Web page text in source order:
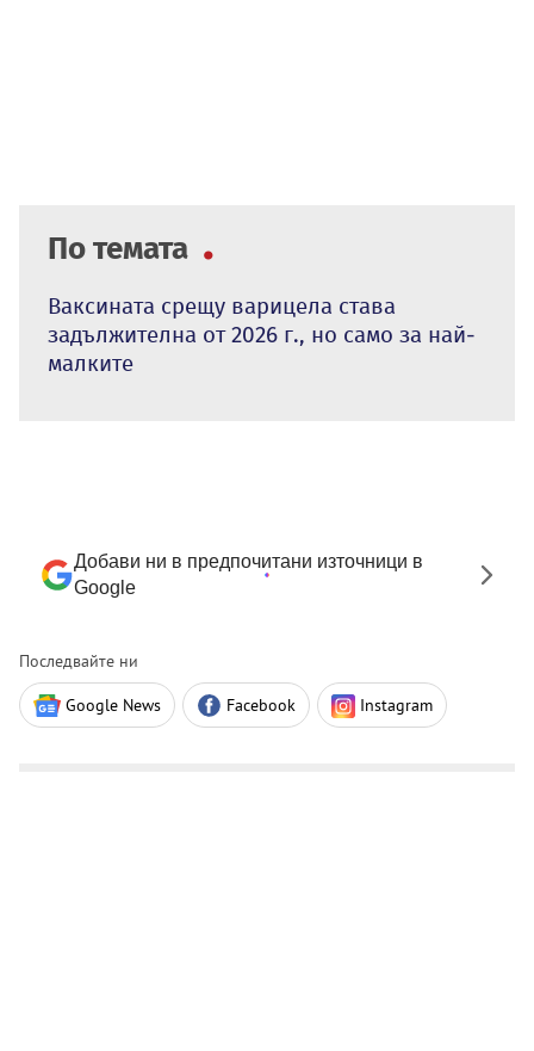
По темата
Ваксината срещу варицела става
задължителна от 2026 г., но само за най-
малките
Добави ни в предпочитани източници в
Google
Последвайте ни
Google News Facebook Instagram